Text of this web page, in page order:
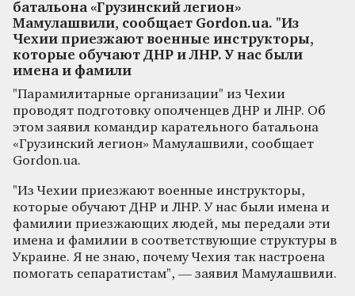
батальона «Грузинский легион»
Мамулашвили, сообщает Gordon.ua. "Из
Чехии приезжают военные инструкторы,
которые обучают ДНР и ЛНР. У нас были
имена и фамили
"Парамилитарные организации" из Чехии
проводят подготовку ополченцев ДНР и ЛНР. Об
этом заявил командир карательного батальона
«Грузинский легион» Мамулашвили, сообщает
Gordon.ua.
"Из Чехии приезжают военные инструкторы,
которые обучают ДНР и ЛНР. У нас были имена и
фамилии приезжающих людей, мы передали эти
имена и фамилии в соответствующие структуры в
Украине. Я не знаю, почему Чехия так настроена
помогать сепаратистам", — заявил Мамулашвили.